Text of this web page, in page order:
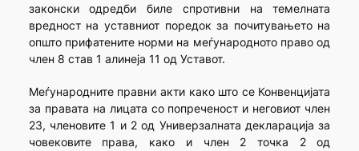
законски одредби биле спротивни на темелната
вредност на уставниот поредок за почитувањето на
општо прифатените норми на меѓународното право од
член 8 став 1 алинеја 11 од Уставот.
Меѓународните правни акти како што се Конвенцијата
за правата на лицата со попреченост и неговиот член
23, членовите 1 и 2 од Универзалната декларација за
човековите права, како и член 2 точка 2 од